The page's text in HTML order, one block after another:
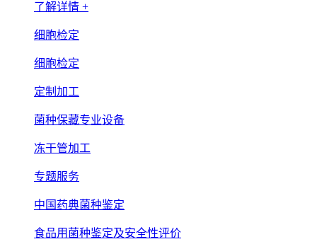
了解详情 +
细胞检定
细胞检定
定制加工
菌种保藏专业设备
冻干管加工
专题服务
中国药典菌种鉴定
食品用菌种鉴定及安全性评价